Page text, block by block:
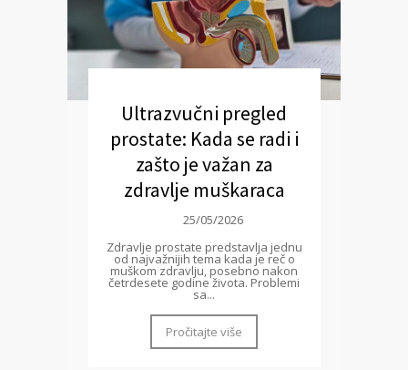
Ultrazvučni pregled
prostate: Kada se radi i
zašto je važan za
zdravlje muškaraca
25/05/2026
Zdravlje prostate predstavlja jednu
od najvažnijih tema kada je reč o
muškom zdravlju, posebno nakon
četrdesete godine života. Problemi
sa...
Pročitajte više